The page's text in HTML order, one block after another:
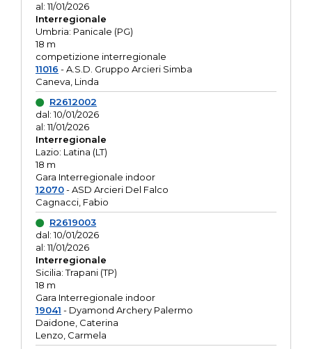
al: 11/01/2026
Interregionale
Umbria: Panicale (PG)
18 m
competizione interregionale
11016 - A.S.D. Gruppo Arcieri Simba
Caneva, Linda
R2612002
dal: 10/01/2026
al: 11/01/2026
Interregionale
Lazio: Latina (LT)
18 m
Gara Interregionale indoor
12070- ASD Arcieri Del Falco
Cagnacci, Fabio
R2619003
dal: 10/01/2026
al: 11/01/2026
Interregionale
Sicilia: Trapani (TP)
18 m
Gara Interregionale indoor
19041 - Dyamond Archery Palermo
Daidone, Caterina
Lenzo, Carmela